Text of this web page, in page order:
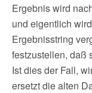
Ergebnis wird
und eigentlich
Ergebnisstring
festzustellen, daß
Ist dies der Fall,
ersetzt die alten